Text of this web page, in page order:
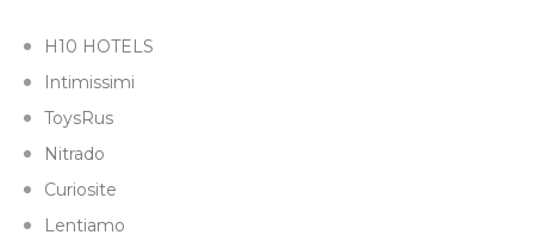
H10 HOTELS
Intimissimi
ToysRus
Nitrado
Curiosite
Lentiamo